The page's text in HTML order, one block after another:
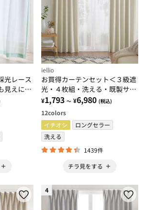
光レース
見えにく
節電＞
iellio
お買得カーテンセット＜３級遮
光・４枚組・洗える・既製サイ
ズ・無地＞
¥1,793 ～ ¥6,980 (税込)
12colors
イチオシ
ロングセラー
洗える
1439件
チラ見をする
4